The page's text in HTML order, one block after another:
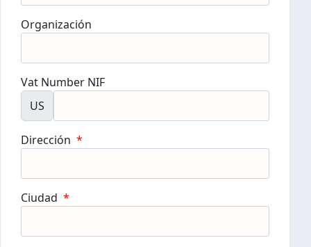
Organización
Vat Number NIF
US
Dirección *
Ciudad *